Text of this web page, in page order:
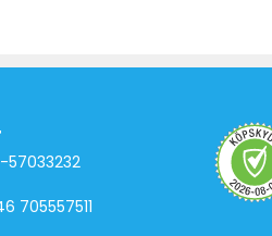
57033232
705557511